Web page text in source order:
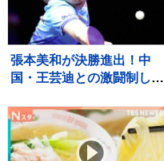
張本美和が決勝進出！中
国・王芸迪との激闘制し初
オンズ横浜】